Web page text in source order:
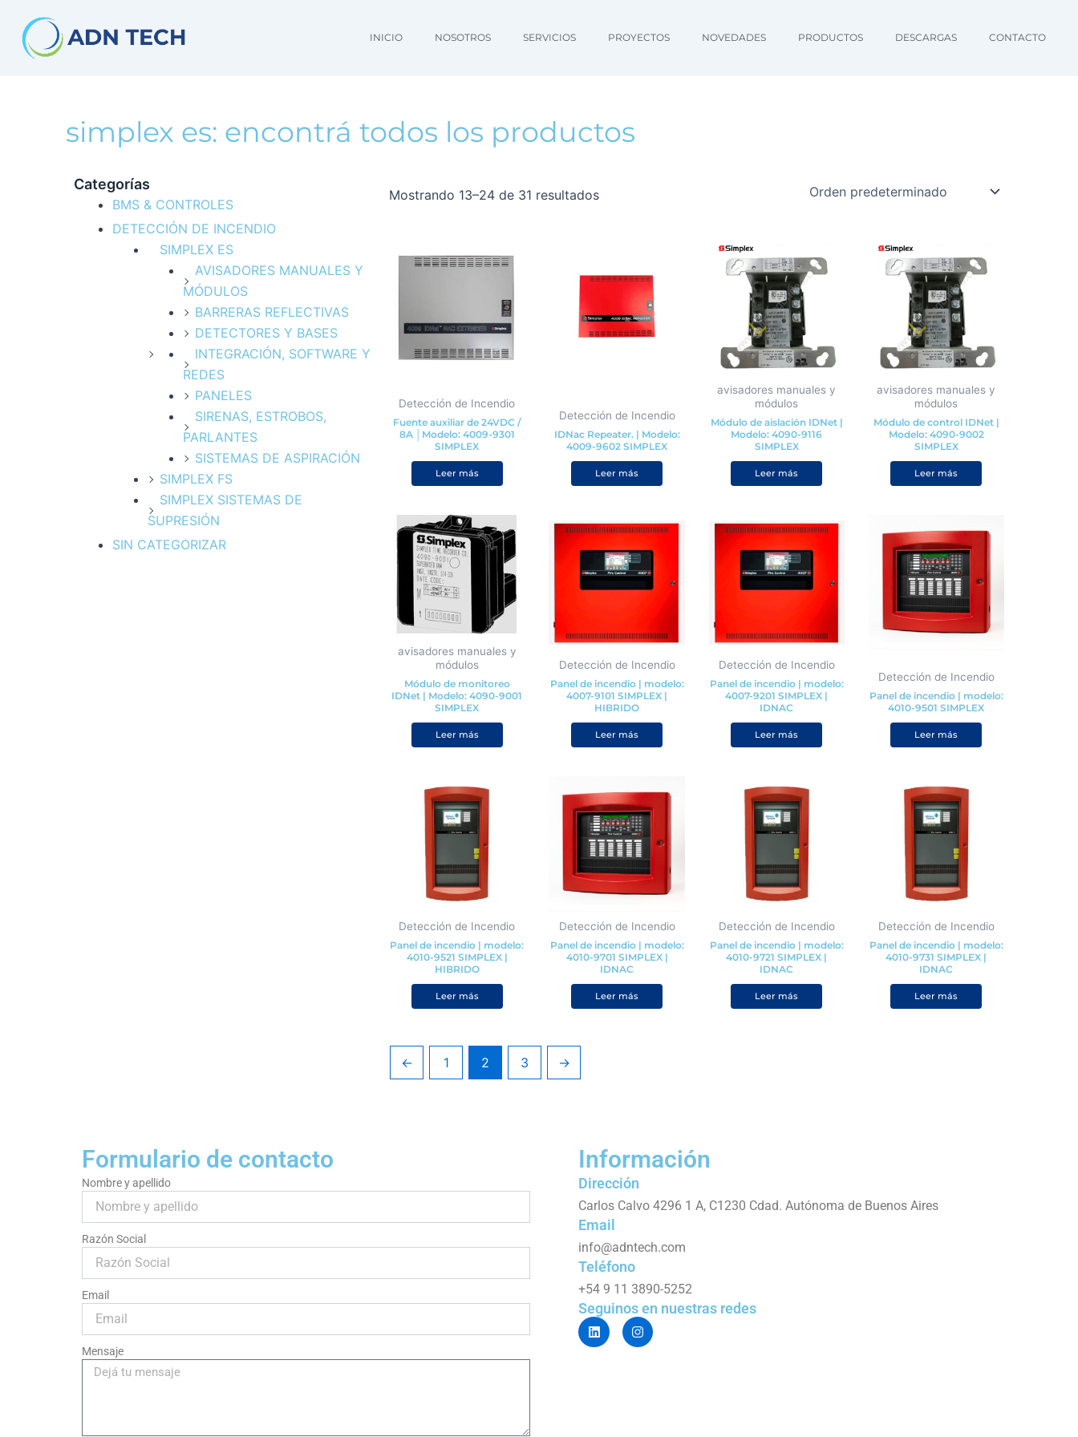
contenido
INICIO NOSOTROS SERVICIOS PROYECTOS​ NOVEDADES PRODUCTOS DESCARGAS CONTACTO
simplex es: encontrá todos los productos
Categorías
BMS & CONTROLES
DETECCIÓN DE INCENDIO
SIMPLEX ES
AVISADORES MANUALES Y
MÓDULOS
BARRERAS REFLECTIVAS
DETECTORES Y BASES
INTEGRACIÓN, SOFTWARE Y
REDES
PANELES
SIRENAS, ESTROBOS,
PARLANTES
SISTEMAS DE ASPIRACIÓN
SIMPLEX FS
SIMPLEX SISTEMAS DE
SUPRESIÓN
SIN CATEGORIZAR
Mostrando 13–24 de 31 resultados
Detección de Incendio
Fuente auxiliar de 24VDC /
8A │Modelo: 4009-9301
SIMPLEX
Leer más
Detección de Incendio
IDNac Repeater. | Modelo:
4009-9602 SIMPLEX
Leer más
avisadores manuales y
módulos
Módulo de aislación IDNet |
Modelo: 4090-9116
SIMPLEX
Leer más
avisadores manuales y
módulos
Módulo de control IDNet |
Modelo: 4090-9002
SIMPLEX
Leer más
avisadores manuales y
módulos
Módulo de monitoreo
IDNet | Modelo: 4090-9001
SIMPLEX
Leer más
Detección de Incendio
Panel de incendio | modelo:
4007-9101 SIMPLEX |
HIBRIDO
Leer más
Detección de Incendio
Panel de incendio | modelo:
4007-9201 SIMPLEX |
IDNAC
Leer más
Detección de Incendio
Panel de incendio | modelo:
4010-9501 SIMPLEX
Leer más
Detección de Incendio
Panel de incendio | modelo:
4010-9521 SIMPLEX |
HIBRIDO
Leer más
Detección de Incendio
Panel de incendio | modelo:
4010-9701 SIMPLEX |
IDNAC
Leer más
Detección de Incendio
Panel de incendio | modelo:
4010-9721 SIMPLEX |
IDNAC
Leer más
Detección de Incendio
Panel de incendio | modelo:
4010-9731 SIMPLEX |
IDNAC
Leer más
← 1 2 3 →
Formulario de contacto
Nombre y apellido
Razón Social
Email
Mensaje
Información
Dirección
Carlos Calvo 4296 1 A, C1230 Cdad. Autónoma de Buenos Aires
Email
info@adntech.com
Teléfono
+54 9 11 3890-5252
Seguinos en nuestras redes
L
i
n
I
n
s